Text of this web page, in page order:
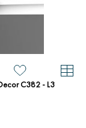
C382 - L3